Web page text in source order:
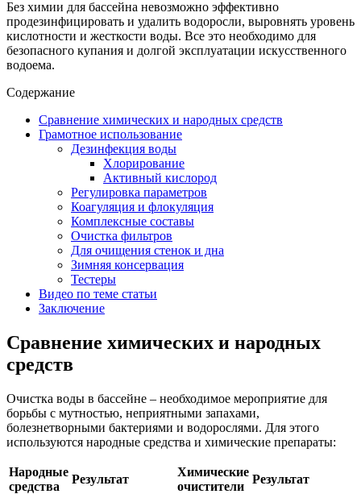
Без химии для бассейна невозможно эффективно
продезинфицировать и удалить водоросли, выровнять уровень
кислотности и жесткости воды. Все это необходимо для
безопасного купания и долгой эксплуатации искусственного
водоема.
Содержание
Сравнение химических и народных средств
Грамотное использование
Дезинфекция воды
Хлорирование
Активный кислород
Регулировка параметров
Коагуляция и флокуляция
Комплексные составы
Очистка фильтров
Для очищения стенок и дна
Зимняя консервация
Тестеры
Видео по теме статьи
Заключение
Сравнение химических и народных
средств
Очистка воды в бассейне – необходимое мероприятие для
борьбы с мутностью, неприятными запахами,
болезнетворными бактериями и водорослями. Для этого
используются народные средства и химические препараты:
Народные
средства
Результат
Химические
очистители
Результат